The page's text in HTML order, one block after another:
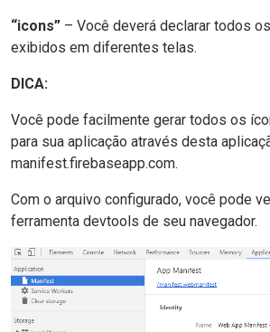
“icons” – Você deverá declarar todos
exibidos em diferentes telas.
DICA:
Você pode facilmente gerar todos os
para sua aplicação através desta
manifest.firebaseapp.com.
Com o arquivo configurado, você pode
ferramenta devtools de seu navegador.